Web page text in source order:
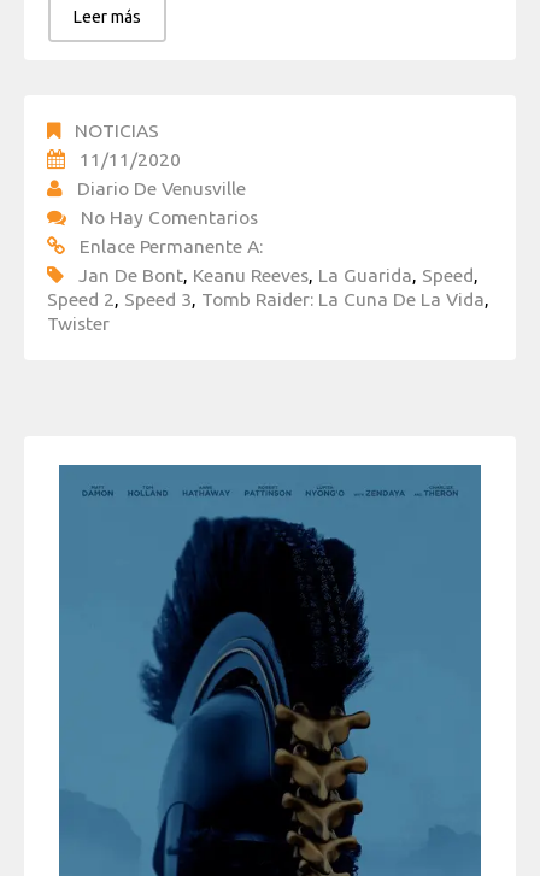
Leer más
NOTICIAS
11/11/2020
Diario De Venusville
No Hay Comentarios
Enlace Permanente A:
Jan De Bont, Keanu Reeves, La Guarida, Speed,
Speed 2, Speed 3, Tomb Raider: La Cuna De La Vida,
Twister